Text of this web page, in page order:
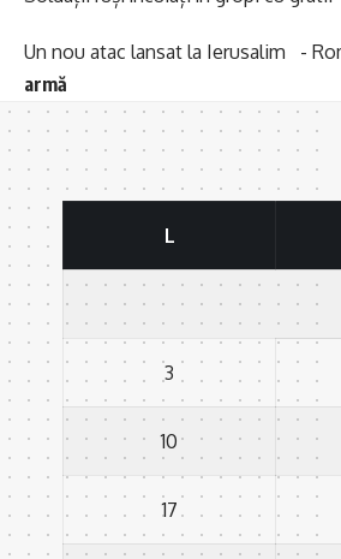
Un nou atac lansat la Ierusalim -
armă
L
3
10
17